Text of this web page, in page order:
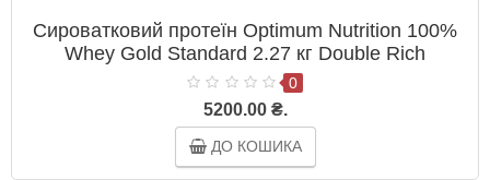
Сироватковий протеїн Optimum Nutrition 100%
Whey Gold Standard 2.27 кг Double Rich
Chocolate0
5200.00 ₴.
ДО КОШИКА